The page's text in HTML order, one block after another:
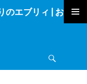
のエブリィ | お電話